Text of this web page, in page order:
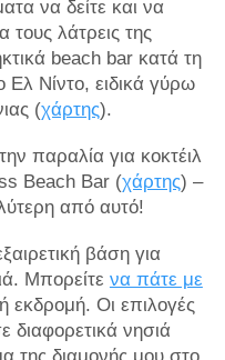
να δείτε και να
τους λάτρεις της
beach bar κατά τη
Ελ Νίντο, ειδικά γύρω
(χάρτης).
παραλία για κοκτέιλ
Beach Bar (χάρτης) –
από αυτό!
βάση για
Μπορείτε να πάτε με
εκδρομή. Οι επιλογές
διαφορετικά νησιά